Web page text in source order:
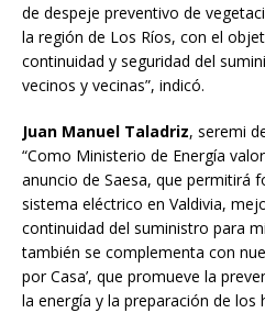
de despeje preventivo de
la región de Los Ríos, con el
continuidad y seguridad del
vecinos y vecinas”, indicó.
Juan Manuel Taladriz, seremi
“Como Ministerio de Energía
anuncio de Saesa, que permitirá
sistema eléctrico en Valdivia,
continuidad del suministro para
también se complementa con
por Casa’, que promueve la
la energía y la preparación de los